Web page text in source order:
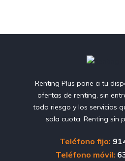
Renting Plus pone a tu
ofertas de renting, sin
todo riesgo y los servicios
sola cuota. Renting sin
Teléfono fijo:
Teléfono móvil: